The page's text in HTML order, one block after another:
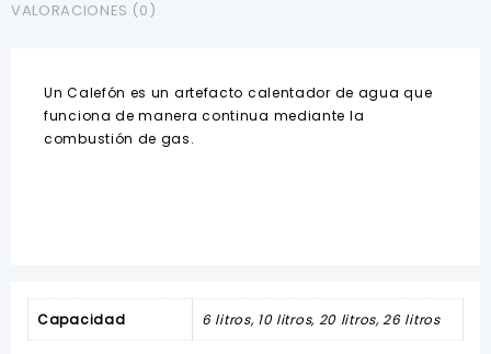
VALORACIONES (0)
Un Calefón es un artefacto calentador de agua que
funciona de manera continua mediante la
combustión de gas.
Capacidad 6 litros, 10 litros, 20 litros, 26 litros